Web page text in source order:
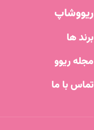
ریووشاپ
برند ها
مجله ریوو
تماس با ما